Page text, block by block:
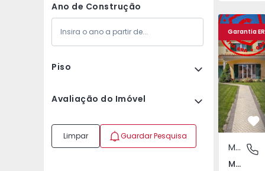
Ano de Construção
Piso
Avaliação do Imóvel
Limpar Guardar Pesquisa
140
170
2
Garantia
Moradia T4 Mafra,
Moradia
Mafra,
Moradia
Mafra, Mafra